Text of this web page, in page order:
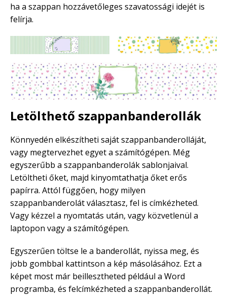
ha a szappan hozzávetőleges szavatossági idejét is
felírja.
Letölthető szappanbanderollák
Könnyedén elkészítheti saját szappanbanderolláját,
vagy megtervezhet egyet a számítógépen. Még
egyszerűbb a szappanbanderolák sablonjaival.
Letöltheti őket, majd kinyomtathatja őket erős
papírra. Attól függően, hogy milyen
szappanbanderolát választasz, fel is címkézheted.
Vagy kézzel a nyomtatás után, vagy közvetlenül a
laptopon vagy a számítógépen.
Egyszerűen töltse le a banderollát, nyissa meg, és
jobb gombbal kattintson a kép másolásához. Ezt a
képet most már beillesztheted például a Word
programba, és felcímkézheted a szappanbanderollát.